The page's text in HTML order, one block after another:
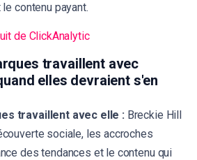
contenu payant.
de ClickAnalytic
travaillent avec
elles devraient s'en
travaillent avec elle : Breckie Hill
sociale, les accroches
des tendances et le contenu qui